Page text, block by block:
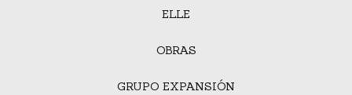
ELLE
OBRAS
GRUPO EXPANSIÓN